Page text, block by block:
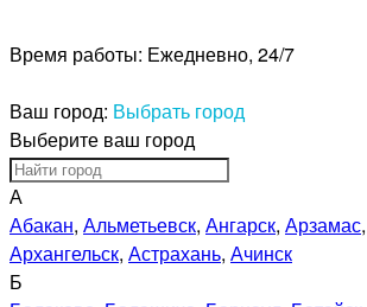
Время работы: Ежедневно, 24/7
Ваш город: Выбрать город
Выберите ваш город
А
Абакан, Альметьевск, Ангарск, Арзамас,
Архангельск, Астрахань, Ачинск
Б